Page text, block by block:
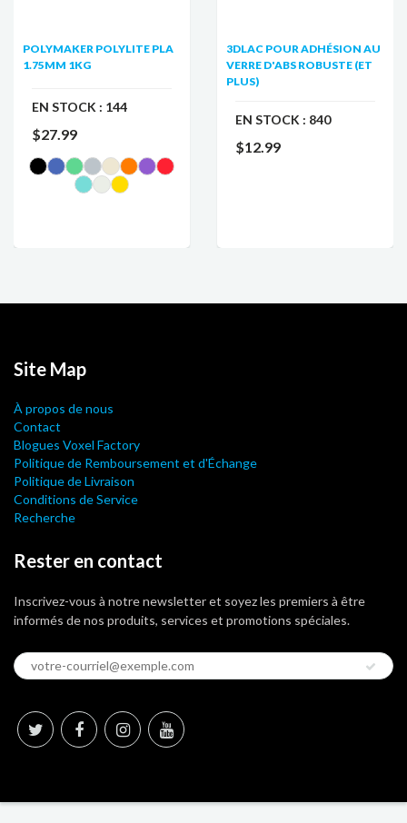
POLYMAKER POLYLITE PLA
1.75MM 1KG
EN STOCK : 144
$27.99
3DLAC POUR ADHÉSION AU
VERRE D'ABS ROBUSTE (ET
PLUS)
EN STOCK : 840
$12.99
Site Map
À propos de nous
Contact
Blogues Voxel Factory
Politique de Remboursement et d'Échange
Politique de Livraison
Conditions de Service
Recherche
Rester en contact
Inscrivez-vous à notre newsletter et soyez les premiers à être
informés de nos produits, services et promotions spéciales.